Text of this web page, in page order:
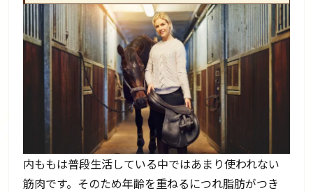
内ももは普段生活している中ではあまり使われない
筋肉です。そのため年齢を重ねるにつれ脂肪がつき